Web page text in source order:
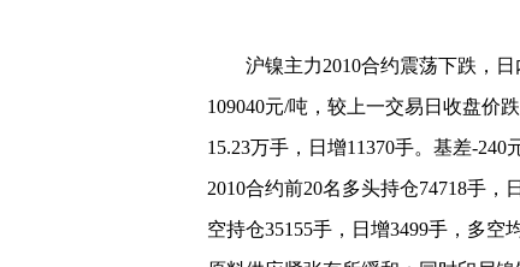
沪镍主力2010合约震荡下跌，日
109040元/吨，较上一交易日收盘价
15.23万手，日增11370手。基差-240
2010合约前20名多头持仓74718手，
空持仓35155手，日增3499手，多空